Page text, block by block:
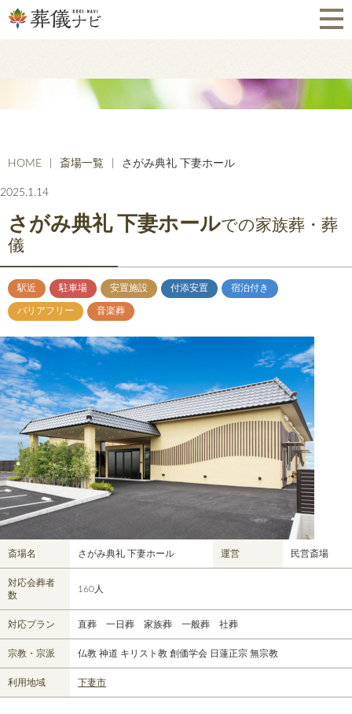
HOME 斎場一覧 さがみ典礼 下妻ホール
2025.1.14
さがみ典礼 下妻ホールでの家族葬・葬
儀
駅近 駐車場 安置施設 付添安置 宿泊付き
バリアフリー 音楽葬
斎場名 さがみ典礼 下妻ホール 運営 民営斎場
対応会葬者
数
160人
対応プラン 直葬 一日葬 家族葬 一般葬 社葬
宗教・宗派 仏教 神道 キリスト教 創価学会 日蓮正宗 無宗教
利用地域 下妻市